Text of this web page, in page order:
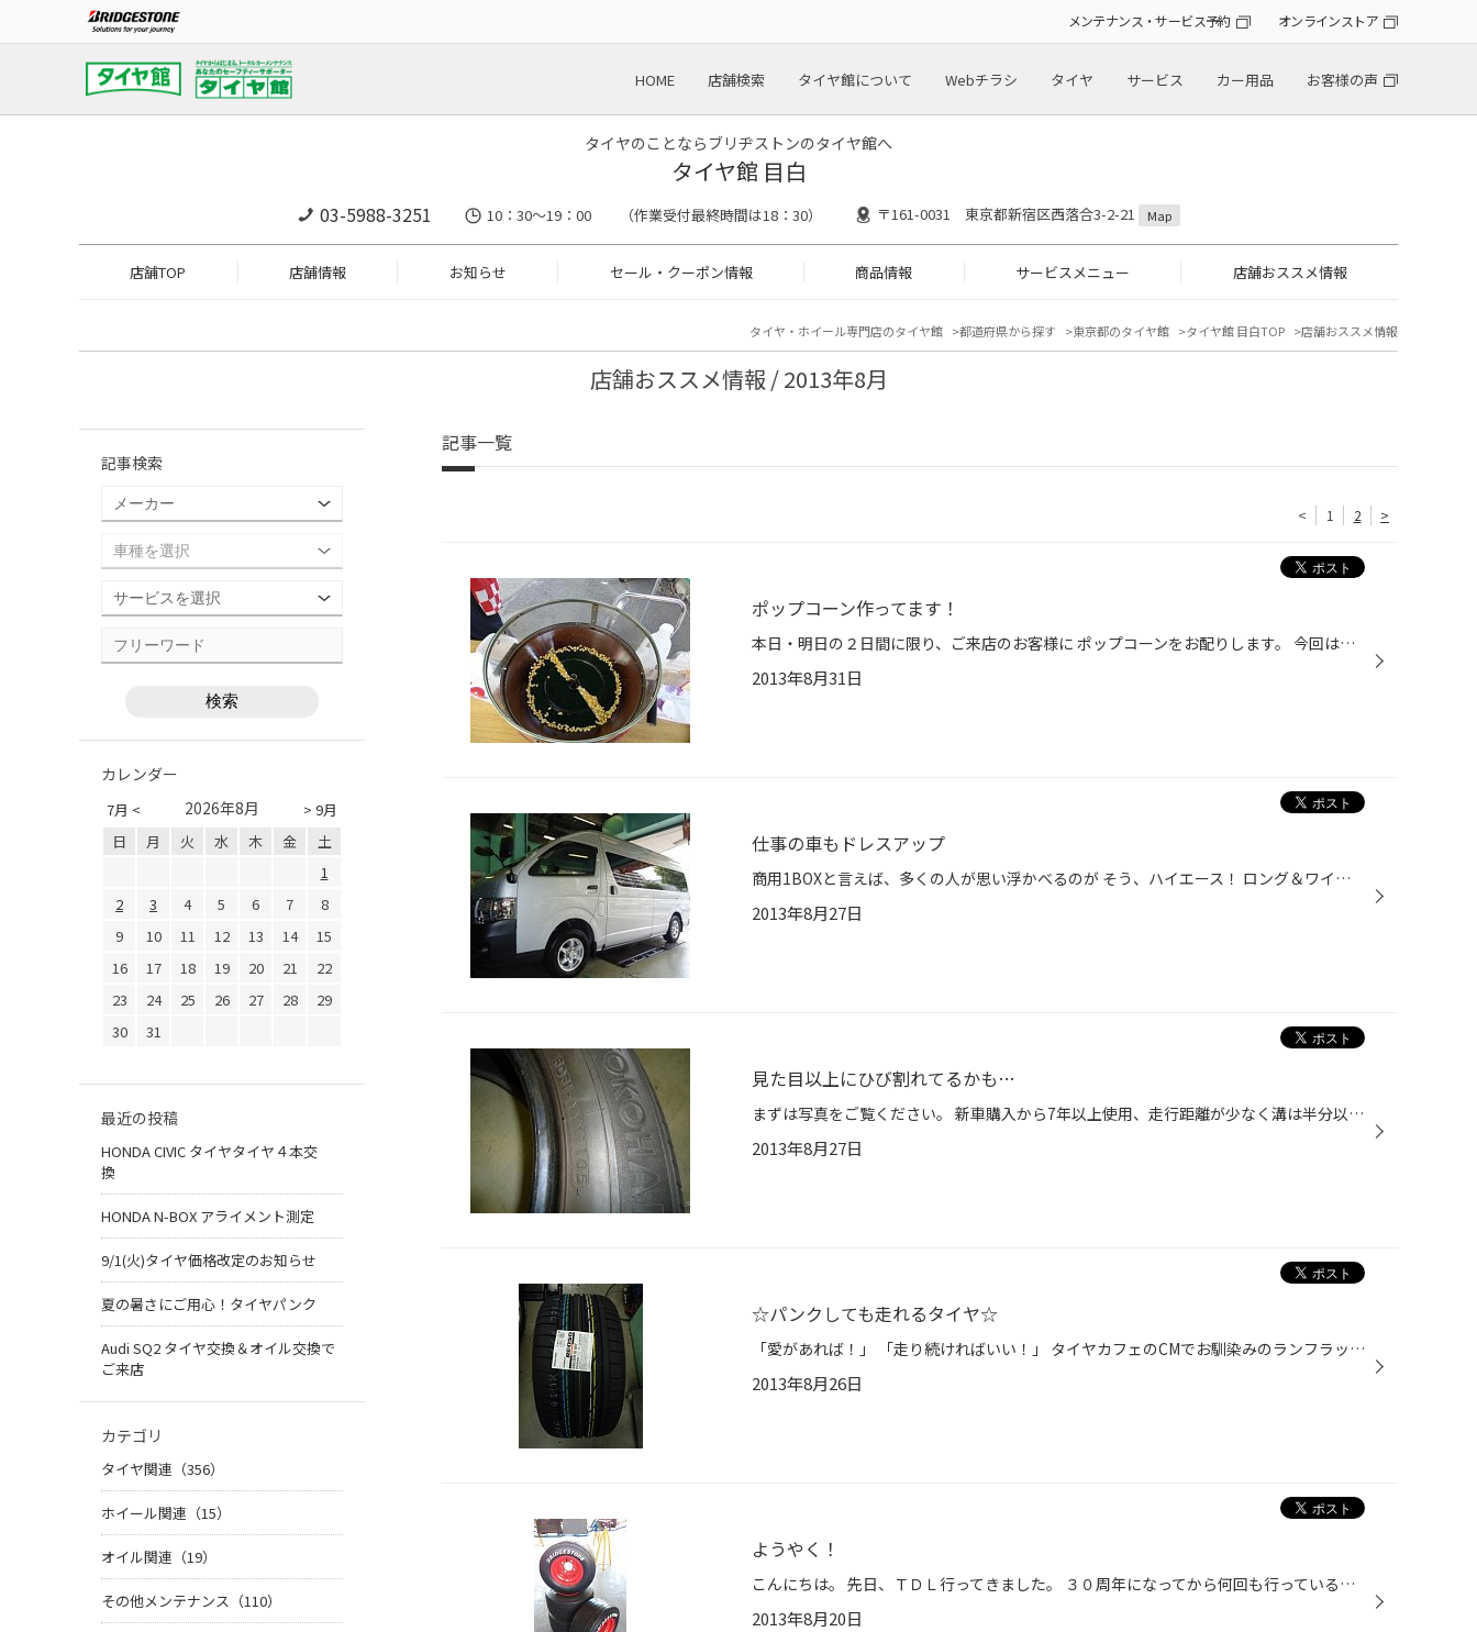
メンテナンス・サービス予約 オンラインストア
HOME 店舗検索 タイヤ館について Webチラシ タイヤ サービス カー用品 お客様の声
タイヤのことならブリヂストンのタイヤ館へ
タイヤ館 目白
03-5988-3251 10：30～19：00 （作業受付最終時間は18：30） 〒161-0031 東京都新宿区西落合3-2-21 Map
店舗TOP 店舗情報 お知らせ セール・クーポン情報 商品情報 サービスメニュー 店舗おススメ情報
タイヤ・ホイール専門店のタイヤ館 都道府県から探す 東京都のタイヤ館 タイヤ館 目白TOP 店舗おススメ情報
店舗おススメ情報 / 2013年8月
記事一覧
< 1 2 >
ポップコーン作ってます！
本日・明日の２日間に限り、ご来店のお客様に ポップコーンをお配りします。 今回はそのポップコーンができる様子をご紹介 まずは、ポップコーンの種!?を専用マシンに入れます。 中の棒がゆっくり回転し種を混ぜます。 しばらくすると、コーンの粒が弾けて踊り始めます。 すべて弾けたら、味付けし...
2013年8月31日
仕事の車もドレスアップ
商用1BOXと言えば、多くの人が思い浮かべるのが そう、ハイエース！ ロング＆ワイドボディのこのお車 今回はアルミホイールに交換。 お取付の商品は、ブリヂストンのセミオリジナル品 『アーバンスポーツ NR』 JWL-T 990KG規格適合品なので、 もちろん車検もこのままOK！ 盗難防止のロックナットと...
2013年8月27日
見た目以上にひび割れてるかも…
まずは写真をご覧ください。 新車購入から7年以上使用、走行距離が少なく溝は半分以上ありましたが、 溝内部のひび割れが気になるという事で交換しました。 1枚目と3枚目、一見なんの問題も無い様に見えますが、 2枚目と4枚目、それぞれ手でグイッと持ち上げると こんなに蝕まれているではありませ...
2013年8月27日
☆パンクしても走れるタイヤ☆
「愛があれば！」 「走り続ければいい！」 タイヤカフェのCMでお馴染みのランフラットタイヤを交換させて頂きました！ 今回のタイヤはポテンザRE050RFT★BMW認証タイヤで、タイヤが パンクして空気が抜けても安全な場所まで「走り続ける」事ができます。 高性能タイヤですらもちろん「車の骨盤矯正」...
2013年8月26日
ようやく！
こんにちは。 先日、ＴＤＬ行ってきました。 ３０周年になってから何回も行っているんですが、度重なる アクシデントによりパレードを１回も見れずにいたんです(T_T) しかし、先日はパレード見れ、夏イベントの中央鑑賞エリアの抽選も 当りずぶ濡れになることができました!(^^)! 画像は自粛しま...
2013年8月20日
記事検索
カレンダー
7月 < > 9月
2026年8月
日 月 火 水 木 金
土
1
2
3 4 5 6 7
8
9
10 11 12 13 14
15
16
17 18 19 20 21
22
23
24 25 26 27 28
29
30
31
最近の投稿
HONDA CIVIC タイヤタイヤ４本交
換
HONDA N-BOX アライメント測定
9/1(火)タイヤ価格改定のお知らせ
夏の暑さにご用心！タイヤパンク
Audi SQ2 タイヤ交換＆オイル交換で
ご来店
カテゴリ
タイヤ関連（356）
ホイール関連（15）
オイル関連（19）
その他メンテナンス（110）